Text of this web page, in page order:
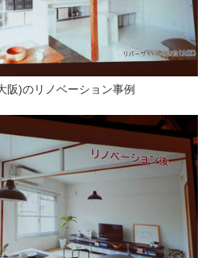
阪)のリノベーション事例